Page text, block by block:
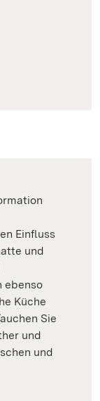
Einfluss
und
ebenso
Küche
Sie
und
und